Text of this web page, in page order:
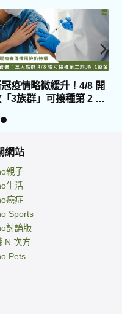
疫情略微緩升！4/8 開
3族群」可接種第 2 劑
網站
親子
生活
癌症
Sports
討論版
N 次方
Pets